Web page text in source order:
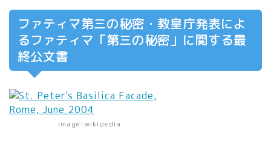
ファティマ第三の秘密・教皇庁発表によ
るファティマ「第三の秘密」に関する最
終公文書
image:wikipedia